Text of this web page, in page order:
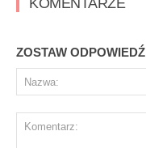
KOMENTARZE
ZOSTAW ODPOWIEDŹ